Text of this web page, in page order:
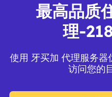
最高品质
理-
使用 牙买加 代理服务
访问您的